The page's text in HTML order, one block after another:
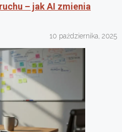
– jak AI zmienia
10 października, 2025